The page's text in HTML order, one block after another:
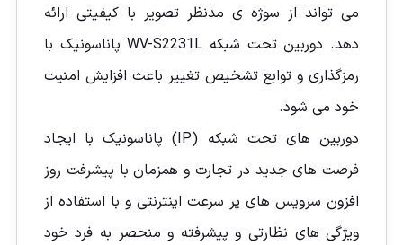
می تواند از سوژه ی مدنظر تصویر با کیفیتی ارائه
دهد. دوربین تحت شبکه WV-S2231L پاناسونیک با
رمزگذاری و توابع تشخیص تغییر باعث افزایش امنیت
خود می شود.
دوربین های تحت شبکه (IP) پاناسونیک با ایجاد
فرصت های جدید در تجارت و همزمان با پیشرفت روز
افزون سرویس های پر سرعت اینترنتی و با استفاده از
ویژگی های نظارتی و پیشرفته و منحصر به فرد خود